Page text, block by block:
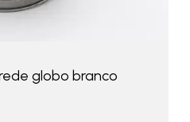
globo branco